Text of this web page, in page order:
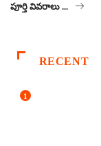
పూర్తి వివరాలు ...
RECENT
1